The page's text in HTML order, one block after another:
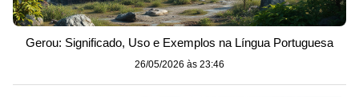
Gerou: Significado, Uso e Exemplos na Língua Portuguesa
26/05/2026 às 23:46